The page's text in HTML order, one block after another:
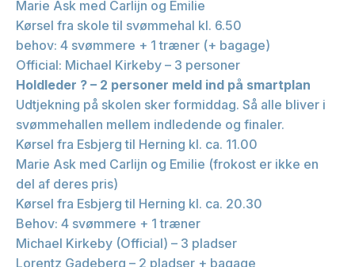
Marie Ask med Carlijn og Emilie
Kørsel fra skole til svømmehal kl. 6.50
behov: 4 svømmere + 1 træner (+ bagage)
Official: Michael Kirkeby – 3 personer
Holdleder ? – 2 personer meld ind på smartplan
Udtjekning på skolen sker formiddag. Så alle bliver i
svømmehallen mellem indledende og finaler.
Kørsel fra Esbjerg til Herning kl. ca. 11.00
Marie Ask med Carlijn og Emilie (frokost er ikke en
del af deres pris)
Kørsel fra Esbjerg til Herning kl. ca. 20.30
Behov: 4 svømmere + 1 træner
Michael Kirkeby (Official) – 3 pladser
Lorentz Gadeberg – 2 pladser + bagage